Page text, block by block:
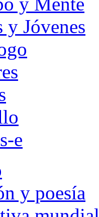
y Jóvenes
e
y poesía